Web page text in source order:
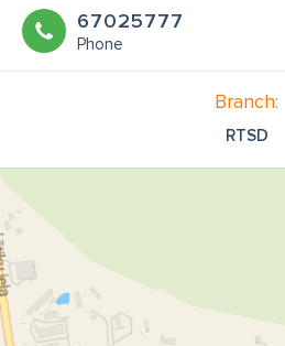
67025777
Phone
Branch:
RTSD